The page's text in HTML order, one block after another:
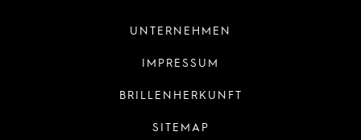
UNTERNEHMEN
IMPRESSUM
BRILLENHERKUNFT
SITEMAP